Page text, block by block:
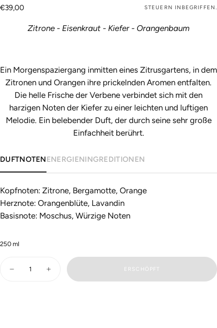
€39,00
Regulärer
€39,00 STEUERN INBEGRIFFEN.
Zitrone - Eisenkraut - Kiefer - Orangenbaum
Ein Morgenspaziergang inmitten eines Zitrusgartens, in dem
Zitronen und Orangen ihre prickelnden Aromen entfalten.
Die helle Frische der Verbene verbindet sich mit den
harzigen Noten der Kiefer zu einer leichten und luftigen
Melodie. Ein belebender Duft, der durch seine sehr große
Einfachheit berührt.
DUFTNOTENENERGIENINGREDITIONEN
Kopfnoten: Zitrone, Bergamotte, Orange
Herznote: Orangenblüte, Lavandin
Basisnote: Moschus, Würzige Noten
250 ml
Reduziere
Erhöhen
ERSCHÖPFT